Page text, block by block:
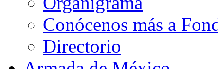
Conócenos más a
Directorio